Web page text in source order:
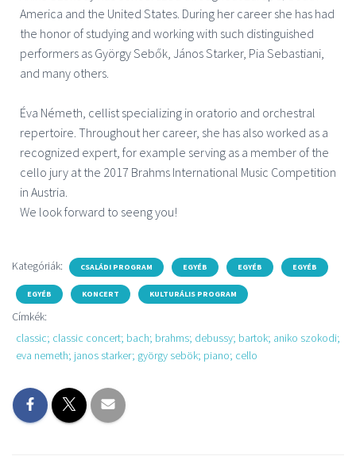
America and the United States. During her career she has had
the honor of studying and working with such distinguished
performers as György Sebők, János Starker, Pia Sebastiani,
and many others.
Éva Németh, cellist specializing in oratorio and orchestral
repertoire. Throughout her career, she has also worked as a
recognized expert, for example serving as a member of the
cello jury at the 2017 Brahms International Music Competition
in Austria.
We look forward to seeng you!
Kategóriák: CSALÁDI PROGRAM EGYÉB EGYÉB EGYÉB
EGYÉB KONCERT KULTURÁLIS PROGRAM
Címkék:
classic; classic concert; bach; brahms; debussy; bartok; aniko szokodi;
eva nemeth; janos starker; györgy sebök; piano; cello